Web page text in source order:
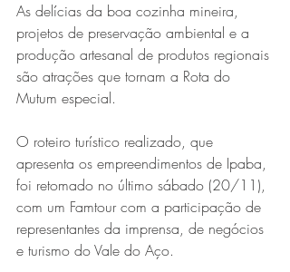
Exposição “O Silêncio das
Coisas” da artista visual Luiza
Drumond
As delícias da boa cozinha mineira,
projetos de preservação ambiental e a
produção artesanal de produtos regionais
são atrações que tornam a Rota do
Mutum especial.
O roteiro turístico realizado, que
apresenta os empreendimentos de Ipaba,
foi retomado no último sábado (20/11),
com um Famtour com a participação de
representantes da imprensa, de negócios
e turismo do Vale do Aço.